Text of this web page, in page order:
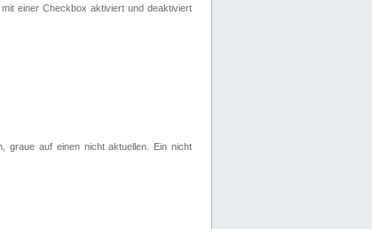
einer Checkbox aktiviert und deaktiviert
graue auf einen nicht aktuellen. Ein nicht